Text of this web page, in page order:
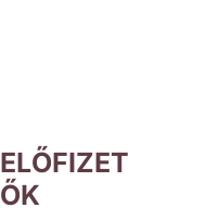
ELŐFIZET
ŐK